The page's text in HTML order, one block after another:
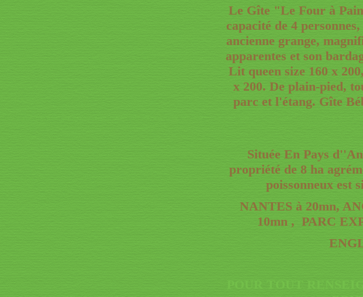
Le Gîte "Le Four à
capacité de 4
ancienne grange,
apparentes et son
Lit queen size 160 x
x 200. De plain-pied,
parc et l'étang. Gîte
Située En Pays
propriété de 8 ha
poissonneux est
NANTES à 20mn,
10mn , PARC